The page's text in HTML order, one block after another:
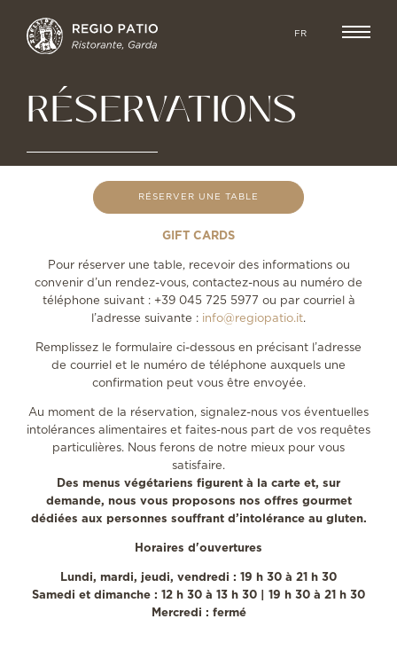
FR
RÉSERVATIONS
RÉSERVER UNE TABLE
GIFT CARDS
Pour réserver une table, recevoir des informations ou
convenir d’un rendez-vous, contactez-nous au numéro de
téléphone suivant : +39 045 725 5977 ou par courriel à
l’adresse suivante : info@regiopatio.it.
Remplissez le formulaire ci-dessous en précisant l’adresse
de courriel et le numéro de téléphone auxquels une
confirmation peut vous être envoyée.
Au moment de la réservation, signalez-nous vos éventuelles
intolérances alimentaires et faites-nous part de vos requêtes
particulières. Nous ferons de notre mieux pour vous
satisfaire.
Des menus végétariens figurent à la carte et, sur
demande, nous vous proposons nos offres gourmet
dédiées aux personnes souffrant d’intolérance au gluten.
Horaires d'ouvertures
Lundi, mardi, jeudi, vendredi : 19 h 30 à 21 h 30
Samedi et dimanche : 12 h 30 à 13 h 30 | 19 h 30 à 21 h 30
Mercredi : fermé